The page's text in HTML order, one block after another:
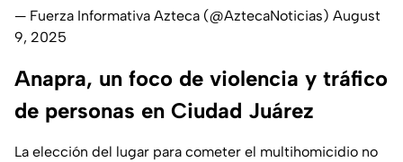
— Fuerza Informativa Azteca (@AztecaNoticias) August
9, 2025
Anapra, un foco de violencia y tráfico
de personas en Ciudad Juárez
La elección del lugar para cometer el multihomicidio no